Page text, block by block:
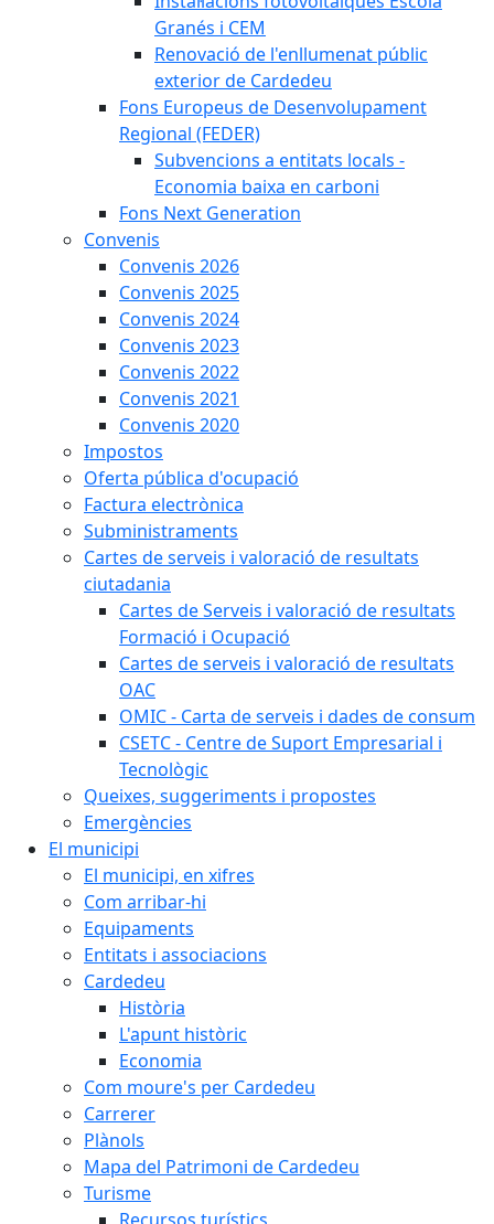
Granés i CEM
Renovació de l'enllumenat públic
exterior de Cardedeu
Fons Europeus de Desenvolupament
Regional (FEDER)
Subvencions a entitats locals -
Economia baixa en carboni
Fons Next Generation
Convenis
Convenis 2026
Convenis 2025
Convenis 2024
Convenis 2023
Convenis 2022
Convenis 2021
Convenis 2020
Impostos
Oferta pública d'ocupació
Factura electrònica
Subministraments
Cartes de serveis i valoració de resultats
ciutadania
Cartes de Serveis i valoració de resultats
Formació i Ocupació
Cartes de serveis i valoració de resultats
OAC
OMIC - Carta de serveis i dades de consum
CSETC - Centre de Suport Empresarial i
Tecnològic
Queixes, suggeriments i propostes
Emergències
El municipi
El municipi, en xifres
Com arribar-hi
Equipaments
Entitats i associacions
Cardedeu
Història
L'apunt històric
Economia
Com moure's per Cardedeu
Carrerer
Plànols
Mapa del Patrimoni de Cardedeu
Turisme